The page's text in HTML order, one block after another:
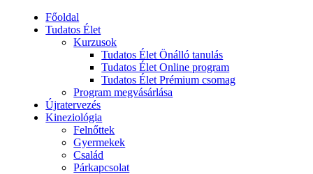
Főoldal
Tudatos Élet
Kurzusok
Tudatos Élet Önálló tanulás
Tudatos Élet Online program
Tudatos Élet Prémium csomag
Program megvásárlása
Újratervezés
Kineziológia
Felnőttek
Gyermekek
Család
Párkapcsolat